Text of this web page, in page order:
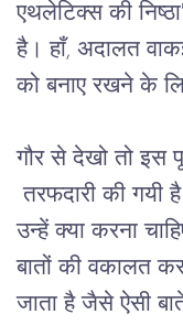
एथलेटिक्स की निष्ठा
है। हाँ, अदालत
को बनाए रखने के
गौर से देखो तो इस
तरफदारी की गयी
उन्हें क्या करना
बातों की वकालत
जाता है जैसे ऐसी